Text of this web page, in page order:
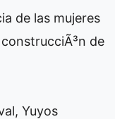
de las mujeres
de
Yuyos